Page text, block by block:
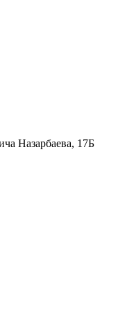
Назарбаева, 17Б